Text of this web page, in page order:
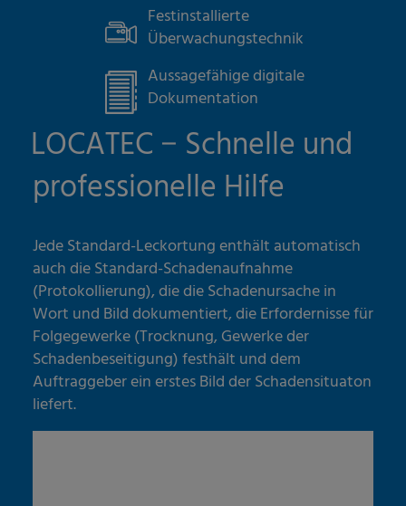
Festinstallierte
Überwachungstechnik
Aussagefähige digitale
Dokumentation
LOCATEC − Schnelle und
professionelle Hilfe
Jede Standard-Leckortung enthält automatisch
auch die Standard-Schadenaufnahme
(Protokollierung), die die Schadenursache in
Wort und Bild dokumentiert, die Erfordernisse für
Folgegewerke (Trocknung, Gewerke der
Schadenbeseitigung) festhält und dem
Auftraggeber ein erstes Bild der Schadensituaton
liefert.